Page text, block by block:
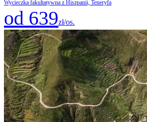
Wycieczka fakultatywna z Hiszpanii, Teneryfa
od 639zł/os.